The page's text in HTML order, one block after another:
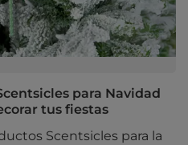
para Navidad
tus fiestas
Scentsicles para la